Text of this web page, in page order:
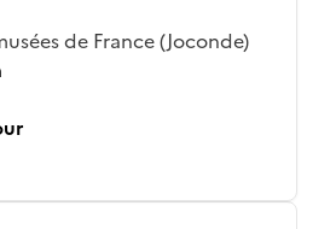
de France (Joconde)